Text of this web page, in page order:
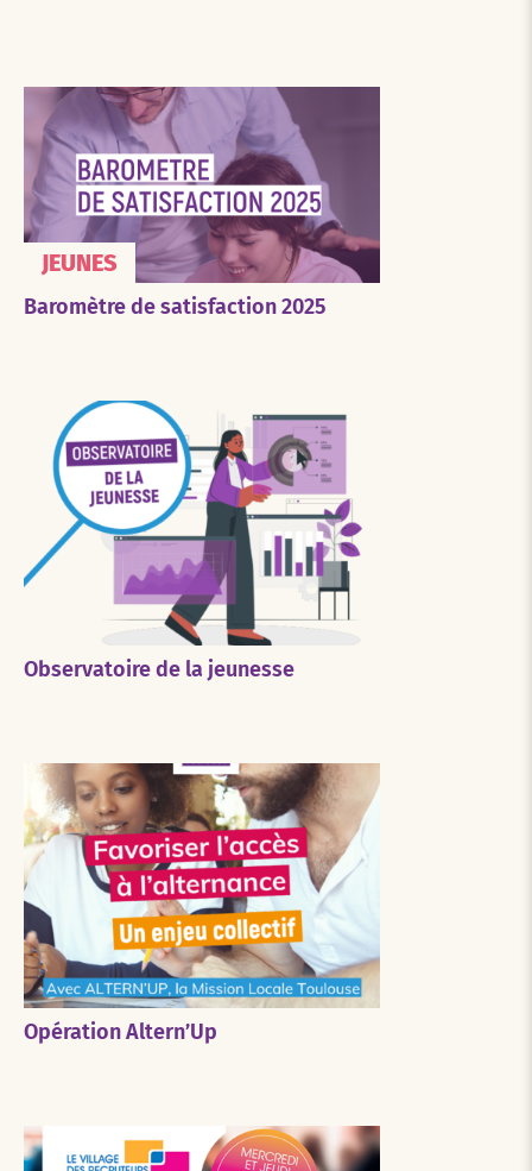
JEUNES
Baromètre de satisfaction 2025
Observatoire de la jeunesse
Opération Altern’Up